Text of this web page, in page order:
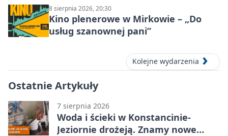
8 sierpnia 2026, 20:30
Kino plenerowe w Mirkowie – „Do
usług szanownej pani”
Kolejne wydarzenia
Ostatnie Artykuły
7 sierpnia 2026
Woda i ścieki w Konstancinie-
Jeziornie drożeją. Znamy nowe